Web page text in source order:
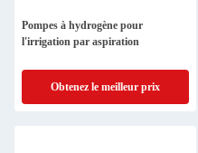
Pompes à hydrogène pour
l'irrigation par aspiration
Obtenez le meilleur prix